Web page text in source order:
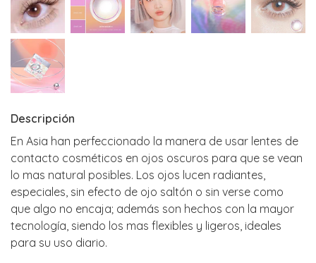
Descripción
En Asia han perfeccionado la manera de usar lentes de
contacto cosméticos en ojos oscuros para que se vean
lo mas natural posibles. Los ojos lucen radiantes,
especiales, sin efecto de ojo saltón o sin verse como
que algo no encaja; además son hechos con la mayor
tecnología, siendo los mas flexibles y ligeros, ideales
para su uso diario.